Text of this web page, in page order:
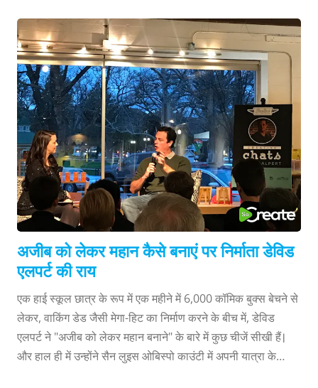
मिनट समय निकालकर वीडियो साक्षात्कार देखें। इस चर्चा में अलग-अलग
पृष्ठभूमियों से आने वाले हमारे कुछ पसंदीदा लेखक मौजूद थे। जोनाथन
मैबरी न्यूयॉर्क टाइम्स के बेस्टसेलिंग सस्पेंस लेखक, कॉमिक बुक लेखक,
नाटककार और शिक्षक हैं। मैबेरी की बेहद लोकप्रिय कॉमिक सीरीज़ पर
आधारित नेटफ्लिक्स की सीरीज़ "वी-वॉर्स" 2019 में आयी थी। जीन वी.
बोवेरमन पटकथा लेखिका, पाइपलाइन आर्टिस्ट्स की प्रमुख संपादिका...
अजीब को लेकर महान कैसे बनाएं पर निर्माता डेविड
एलपर्ट की राय
एक हाई स्कूल छात्र के रूप में एक महीने में 6,000 कॉमिक बुक्स बेचने से
लेकर, वाकिंग डेड जैसी मेगा-हिट का निर्माण करने के बीच में, डेविड
एलपर्ट ने "अजीब को लेकर महान बनाने" के बारे में कुछ चीजें सीखी हैं।
और हाल ही में उन्होंने सैन लुइस ओबिस्पो काउंटी में अपनी यात्रा के